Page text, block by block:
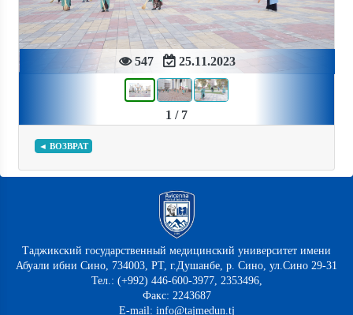
547 25.11.2023
1 / 7
◄ ВОЗВРАТ
Таджикский государственный медицинский университет имени
Абуали ибни Сино, 734003, РТ, г.Душанбе, р. Сино, ул.Сино 29-31
Тел.: (+992) 446-600-3977, 2353496,
Факс: 2243687
E-mail: info@tajmedun.tj